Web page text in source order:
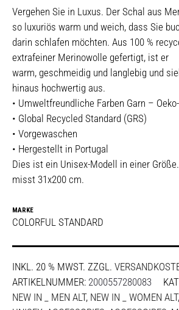
Vergehen Sie in Luxus. Der Schal aus
so luxuriös warm und weich, dass Sie
darin schlafen möchten. Aus 100 %
extrafeiner Merinowolle gefertigt, ist er
warm, geschmeidig und langlebig und
hinaus hochwertig aus.
• Umweltfreundliche Farben Garn –
• Global Recycled Standard (GRS)
• Vorgewaschen
• Hergestellt in Portugal
Dies ist ein Unisex-Modell in einer Größe.
misst 31x200 cm.
MARKE
COLORFUL STANDARD
INKL. 20 % MWST. ZZGL.
ARTIKELNUMMER: 2000557280083
NEW IN _ MEN ALT, NEW IN _ WOMEN ALT,